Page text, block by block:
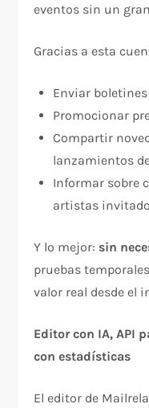
eventos sin un
Gracias a esta
Enviar
Promocionar
Compartir
lanzamientos
Informar sobre
artistas
Y lo mejor: sin
pruebas
valor real desde el
Editor con IA, API
con estadísticas
El editor de